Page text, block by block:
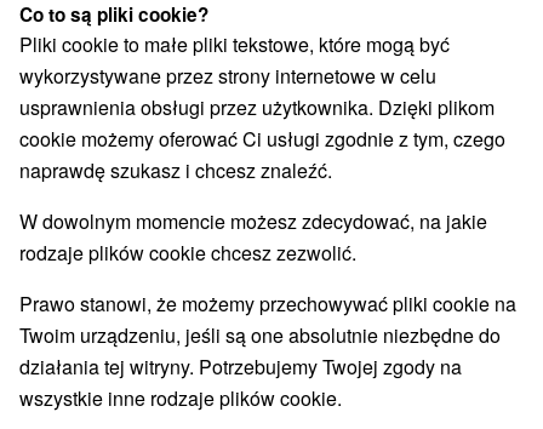
15 słowackich uzdrowisk na bóle pleców,
stawów i układu mięśniowo-szkieletowego
Ľubomíra Bártová 02. 07. 2026 Kúpele
Pożegnaj ból: Wielki przegląd uzdrowisk dla
Co to są pliki cookie?
Pliki cookie to małe pliki tekstowe, które mogą być
wykorzystywane przez strony internetowe w celu
usprawnienia obsługi przez użytkownika. Dzięki plikom
cookie możemy oferować Ci usługi zgodnie z tym, czego
naprawdę szukasz i chcesz znaleźć.
W dowolnym momencie możesz zdecydować, na jakie
rodzaje plików cookie chcesz zezwolić.
Prawo stanowi, że możemy przechowywać pliki cookie na
Twoim urządzeniu, jeśli są one absolutnie niezbędne do
działania tej witryny. Potrzebujemy Twojej zgody na
wszystkie inne rodzaje plików cookie.